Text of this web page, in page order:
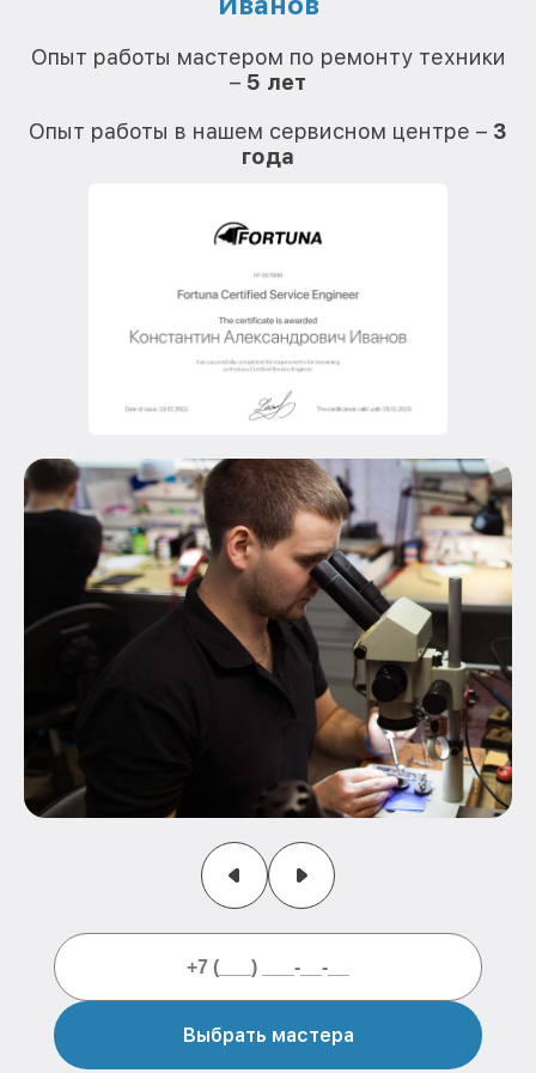
Опыт работы мастером по ремонту техники
– 5 лет
Опыт работы в нашем сервисном центре – 3
года
Выбрать мастера